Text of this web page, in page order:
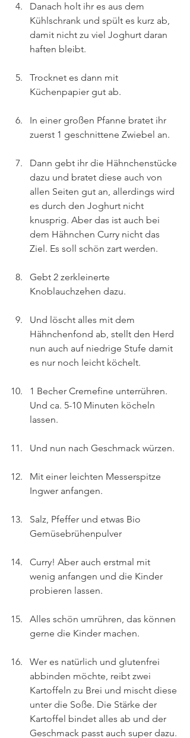
Danach holt ihr es aus dem
Kühlschrank und spült es kurz ab,
damit nicht zu viel Joghurt daran
haften bleibt.
Trocknet es dann mit
Küchenpapier gut ab.
In einer großen Pfanne bratet ihr
zuerst 1 geschnittene Zwiebel an.
Dann gebt ihr die Hähnchenstücke
dazu und bratet diese auch von
allen Seiten gut an, allerdings wird
es durch den Joghurt nicht
knusprig. Aber das ist auch bei
dem Hähnchen Curry nicht das
Ziel. Es soll schön zart werden.
Gebt 2 zerkleinerte
Knoblauchzehen dazu.
Und löscht alles mit dem
Hähnchenfond ab, stellt den Herd
nun auch auf niedrige Stufe damit
es nur noch leicht köchelt.
1 Becher Cremefine unterrühren.
Und ca. 5-10 Minuten köcheln
lassen.
Und nun nach Geschmack würzen.
Mit einer leichten Messerspitze
Ingwer anfangen.
Salz, Pfeffer und etwas Bio
Gemüsebrühenpulver
Curry! Aber auch erstmal mit
wenig anfangen und die Kinder
probieren lassen.
Alles schön umrühren, das können
gerne die Kinder machen.
Wer es natürlich und glutenfrei
abbinden möchte, reibt zwei
Kartoffeln zu Brei und mischt diese
unter die Soße. Die Stärke der
Kartoffel bindet alles ab und der
Geschmack passt auch super dazu.